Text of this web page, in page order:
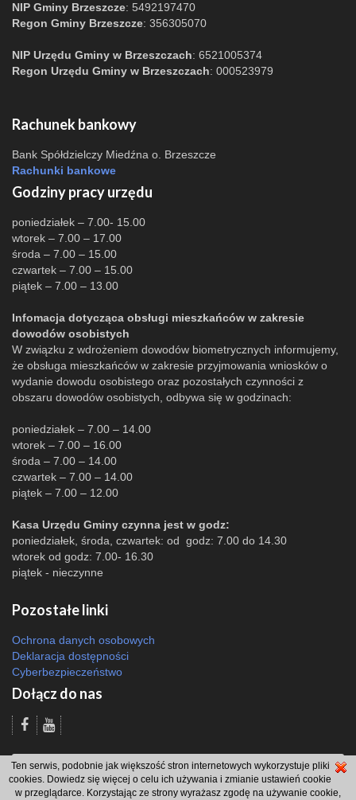
NIP Gminy Brzeszcze: 5492197470
Regon Gminy Brzeszcze: 356305070
NIP Urzędu Gminy w Brzeszczach: 6521005374
Regon Urzędu Gminy w Brzeszczach: 000523979
Rachunek bankowy
Bank Spółdzielczy Miedźna o. Brzeszcze
Rachunki bankowe
Godziny pracy urzędu
poniedziałek – 7.00- 15.00
wtorek – 7.00 – 17.00
środa – 7.00 – 15.00
czwartek – 7.00 – 15.00
piątek – 7.00 – 13.00
Infomacja dotycząca obsługi mieszkańców w zakresie
dowodów osobistych
W związku z wdrożeniem dowodów biometrycznych informujemy,
że obsługa mieszkańców w zakresie przyjmowania wniosków o
wydanie dowodu osobistego oraz pozostałych czynności z
obszaru dowodów osobistych, odbywa się w godzinach:
poniedziałek – 7.00 – 14.00
wtorek – 7.00 – 16.00
środa – 7.00 – 14.00
czwartek – 7.00 – 14.00
piątek – 7.00 – 12.00
Kasa Urzędu Gminy czynna jest w godz:
poniedziałek, środa, czwartek: od godz: 7.00 do 14.30
wtorek od godz: 7.00- 16.30
piątek - nieczynne
Pozostałe linki
Ochrona danych osobowych
Deklaracja dostępności
Cyberbezpieczeństwo
Dołącz do nas
Odsłon: 11413 | |Polityka bezpieczeństwa i polityka cookies|Redakcja|
2007 - 2026 © Gmina Brzeszcze
projekt: Wdesk
Ten serwis, podobnie jak większość stron internetowych wykorzystuje pliki
cookies. Dowiedz się więcej o celu ich używania i zmianie ustawień cookie
w przeglądarce. Korzystając ze strony wyrażasz zgodę na używanie cookie,